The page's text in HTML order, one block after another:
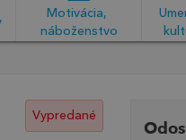
Motivácia,
náboženstvo
Vypredané